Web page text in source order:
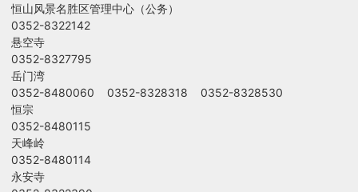
恒山风景名胜区管理中心（公务）
0352-8322142
悬空寺
0352-8327795
岳门湾
0352-8480060 0352-8328318 0352-8328530
恒宗
0352-8480115
天峰岭
0352-8480114
永安寺